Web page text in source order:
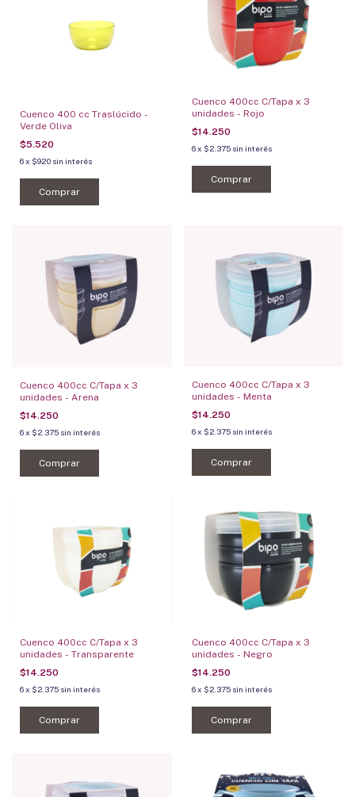
Cuenco 400 cc Traslúcido -
Verde Oliva
$5.520
6x $920 sin interés
Comprar
Cuenco 400cc C/Tapa x 3
unidades - Rojo
$14.250
6 x $2.375 sin interés
Comprar
Cuenco 400cc C/Tapa x 3
unidades - Arena
$14.250
6x $2.375 sin interés
Comprar
Cuenco 400cc C/Tapa x 3
unidades - Menta
$14.250
6 x $2.375 sin interés
Comprar
Cuenco 400cc C/Tapa x 3
unidades - Transparente
$14.250
6x $2.375 sin interés
Comprar
Cuenco 400cc C/Tapa x 3
unidades - Negro
$14.250
6 x $2.375 sin interés
Comprar